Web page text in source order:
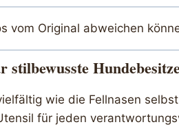
vom Original abweichen
wie die Fellnasen
für jeden